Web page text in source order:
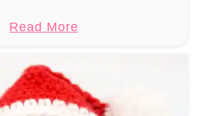
l
man Baumaterial und auch in
Read Morea
u
t